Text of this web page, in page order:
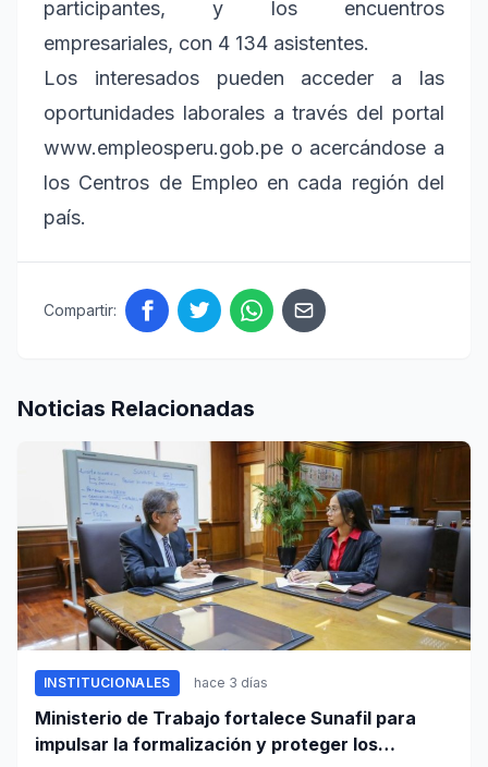
participantes, y los encuentros
empresariales, con 4 134 asistentes.
Los interesados pueden acceder a las
oportunidades laborales a través del portal
www.empleosperu.gob.pe o acercándose a
los Centros de Empleo en cada región del
país.
Compartir:
Noticias Relacionadas
INSTITUCIONALES hace 3 días
Ministerio de Trabajo fortalece Sunafil para
impulsar la formalización y proteger los